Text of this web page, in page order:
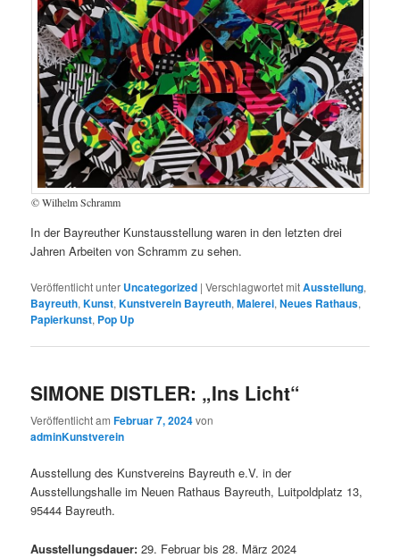
© Wilhelm Schramm
In der Bayreuther Kunstausstellung waren in den letzten drei
Jahren Arbeiten von Schramm zu sehen.
Veröffentlicht unter Uncategorized |Verschlagwortet mitAusstellung,
Bayreuth,Kunst,Kunstverein Bayreuth,Malerei,Neues Rathaus,
Papierkunst, Pop Up
SIMONE DISTLER: „Ins Licht“
Veröffentlicht amFebruar 7, 2024von
adminKunstverein
Ausstellung des Kunstvereins Bayreuth e.V. in der
Ausstellungshalle im Neuen Rathaus Bayreuth, Luitpoldplatz 13,
95444 Bayreuth.
Ausstellungsdauer: 29. Februar bis 28. März 2024